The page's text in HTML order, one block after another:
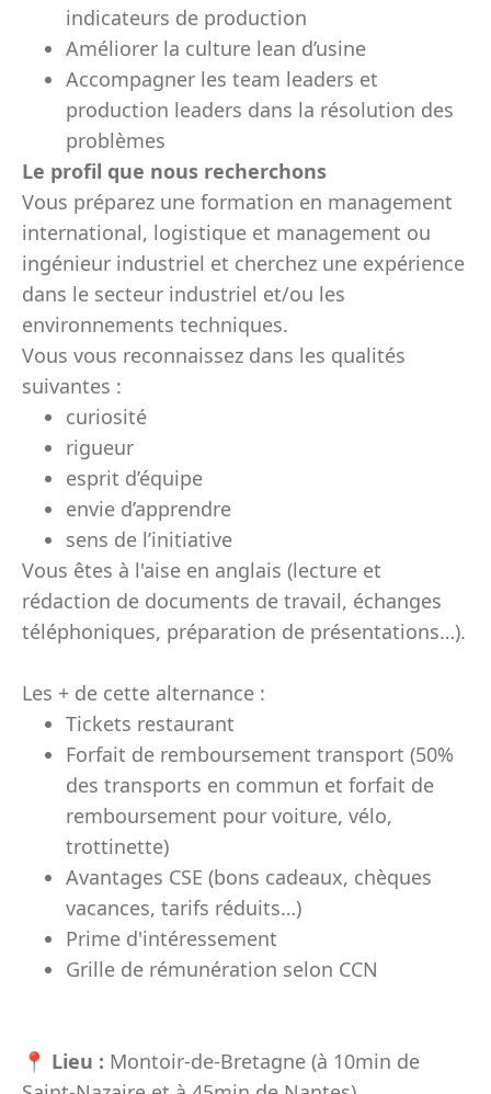
indicateurs de production
Améliorer la culture lean d’usine
Accompagner les team leaders et
production leaders dans la résolution des
problèmes
Le profil que nous recherchons
Vous préparez une formation en management
international, logistique et management ou
ingénieur industriel et cherchez une expérience
dans le secteur industriel et/ou les
environnements techniques.
Vous vous reconnaissez dans les qualités
suivantes :
curiosité
rigueur
esprit d’équipe
envie d’apprendre
sens de l’initiative
Vous êtes à l'aise en anglais (lecture et
rédaction de documents de travail, échanges
téléphoniques, préparation de présentations…).
Les + de cette alternance :
Tickets restaurant
Forfait de remboursement transport (50%
des transports en commun et forfait de
remboursement pour voiture, vélo,
trottinette)
Avantages CSE (bons cadeaux, chèques
vacances, tarifs réduits…)
Prime d'intéressement
Grille de rémunération selon CCN
📍 Lieu : Montoir-de-Bretagne (à 10min de